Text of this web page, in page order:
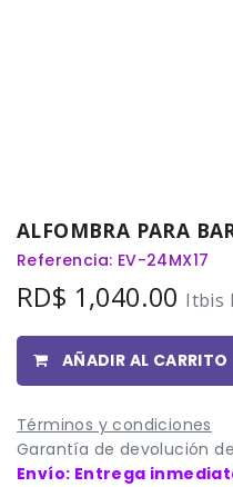
ALFOMBRA PARA
Referencia: EV-24MX17
RD$ 1,040.00 Itbis
AÑADIR AL CARRITO
Términos y condiciones
Garantía de devolución
Envío: Entrega